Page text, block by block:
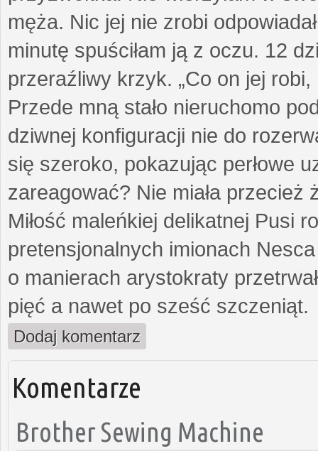
męża. Nic jej nie zrobi
minutę spuściłam ją z oczu. 12
przeraźliwy krzyk. „Co on jej
Przede mną stało nieruchomo
dziwnej konfiguracji nie do
się szeroko, pokazując perłowe
zareagować? Nie miała przecież
Miłość maleńkiej delikatnej Pusi
pretensjonalnych imionach
o manierach arystokraty
pięć a nawet po sześć szczeniąt.
Dodaj komentarz
Komentarze
Brother Sewing Machine